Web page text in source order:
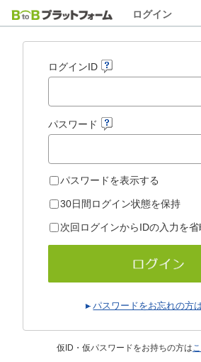
ログイン
ログインID
パスワード
パスワードを表示する
30日間ログイン状態を保持
次回ログインからIDの入力を省
パスワードをお忘れの方
仮ID・仮パスワードをお持ちの方は